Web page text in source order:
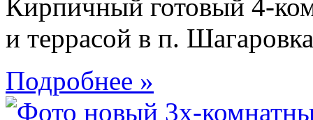
Кирпичный готовый 4-
и террасой в п.
Подробнее »